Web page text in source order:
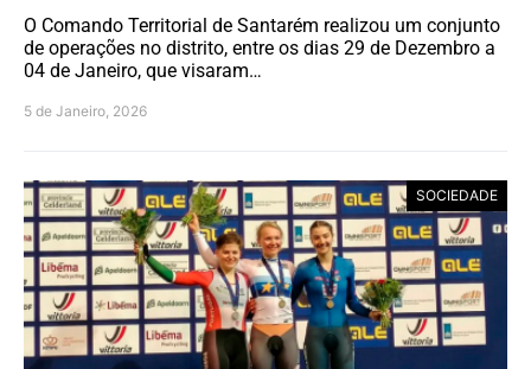
O Comando Territorial de Santarém realizou um conjunto
de operações no distrito, entre os dias 29 de Dezembro a
04 de Janeiro, que visaram…
5 de Janeiro, 2026
SOCIEDADE